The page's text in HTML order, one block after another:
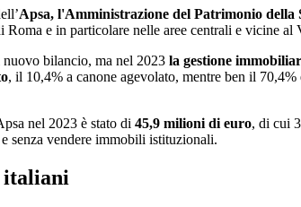
Apsa, l'Amministrazione del Patrimonio della
e in particolare nelle aree centrali e vicine
bilancio, ma nel 2023 la gestione
, il 10,4% a canone agevolato, mentre ben il 70,4%
nel 2023 è stato di 45,9 milioni di euro, di cui
senza vendere immobili istituzionali.
italiani